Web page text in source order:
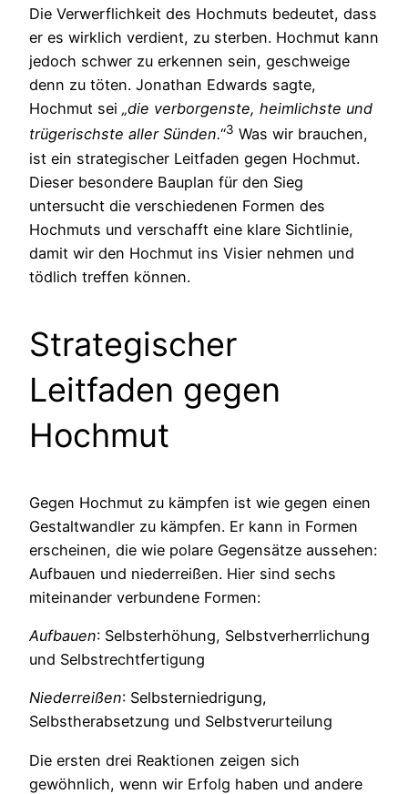
Die Verwerflichkeit des Hochmuts bedeutet, dass
er es wirklich verdient, zu sterben. Hochmut kann
jedoch schwer zu erkennen sein, geschweige
denn zu töten. Jonathan Edwards sagte,
Hochmut sei „die verborgenste, heimlichste und
trügerischste aller Sünden.“3 Was wir brauchen,
ist ein strategischer Leitfaden gegen Hochmut.
Dieser besondere Bauplan für den Sieg
untersucht die verschiedenen Formen des
Hochmuts und verschafft eine klare Sichtlinie,
damit wir den Hochmut ins Visier nehmen und
tödlich treffen können.
Strategischer
Leitfaden gegen
Hochmut
Gegen Hochmut zu kämpfen ist wie gegen einen
Gestaltwandler zu kämpfen. Er kann in Formen
erscheinen, die wie polare Gegensätze aussehen:
Aufbauen und niederreißen. Hier sind sechs
miteinander verbundene Formen:
Aufbauen: Selbsterhöhung, Selbstverherrlichung
und Selbstrechtfertigung
Niederreißen: Selbsterniedrigung,
Selbstherabsetzung und Selbstverurteilung
Die ersten drei Reaktionen zeigen sich
gewöhnlich, wenn wir Erfolg haben und andere